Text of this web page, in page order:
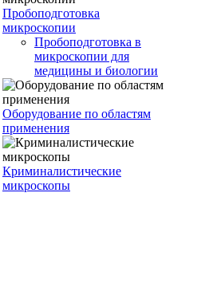
Пробоподготовка
микроскопии
Пробоподготовка в
микроскопии для
медицины и биологии
Оборудование по областям
применения
Криминалистические
микроскопы